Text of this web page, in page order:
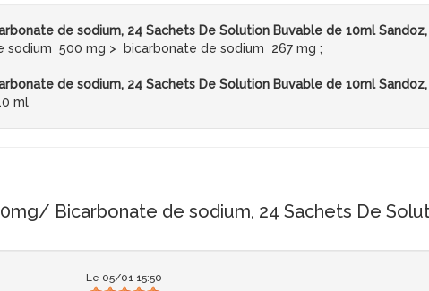
de sodium, 24 Sachets De Solution Buvable de 10ml
sodium 500 mg > bicarbonate de sodium 267 mg ;
de sodium, 24 Sachets De Solution Buvable de 10ml
ml
Bicarbonate de sodium, 24 Sachets De
Le 05/01 15:50